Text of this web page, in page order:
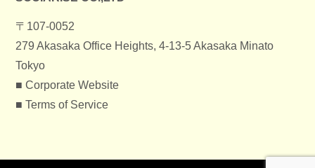
〒107-0052
279 Akasaka Office Heights, 4-13-5 Akasaka Minato
Tokyo
■Corporate Website
■Terms of Service